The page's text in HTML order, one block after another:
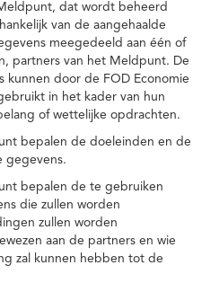
dat wordt beheerd
van de aangehaalde
meegedeeld aan één of
partners van het Meldpunt. De
kunnen door de FOD Economie
in het kader van hun
of wettelijke opdrachten.
bepalen de doeleinden en de
gegevens.
bepalen de te gebruiken
die zullen worden
zullen worden
aan de partners en wie
zal kunnen hebben tot de